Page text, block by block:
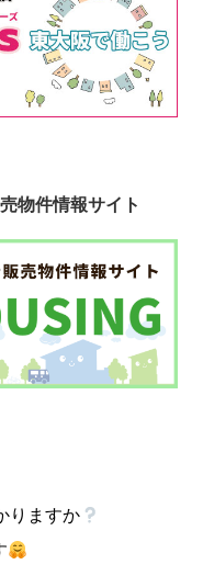
物件情報サイト
りますか